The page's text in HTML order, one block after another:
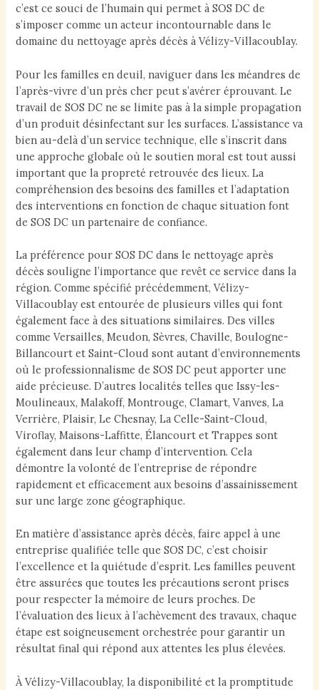
c’est ce souci de l’humain qui permet à SOS DC de
s’imposer comme un acteur incontournable dans le
domaine du nettoyage après décès à Vélizy-Villacoublay.
Pour les familles en deuil, naviguer dans les méandres de
l’après-vivre d’un près cher peut s’avérer éprouvant. Le
travail de SOS DC ne se limite pas à la simple propagation
d’un produit désinfectant sur les surfaces. L’assistance va
bien au-delà d’un service technique, elle s’inscrit dans
une approche globale où le soutien moral est tout aussi
important que la propreté retrouvée des lieux. La
compréhension des besoins des familles et l’adaptation
des interventions en fonction de chaque situation font
de SOS DC un partenaire de confiance.
La préférence pour SOS DC dans le nettoyage après
décès souligne l’importance que revêt ce service dans la
région. Comme spécifié précédemment, Vélizy-
Villacoublay est entourée de plusieurs villes qui font
également face à des situations similaires. Des villes
comme Versailles, Meudon, Sèvres, Chaville, Boulogne-
Billancourt et Saint-Cloud sont autant d’environnements
où le professionnalisme de SOS DC peut apporter une
aide précieuse. D’autres localités telles que Issy-les-
Moulineaux, Malakoff, Montrouge, Clamart, Vanves, La
Verrière, Plaisir, Le Chesnay, La Celle-Saint-Cloud,
Viroflay, Maisons-Laffitte, Élancourt et Trappes sont
également dans leur champ d’intervention. Cela
démontre la volonté de l’entreprise de répondre
rapidement et efficacement aux besoins d’assainissement
sur une large zone géographique.
En matière d’assistance après décès, faire appel à une
entreprise qualifiée telle que SOS DC, c’est choisir
l’excellence et la quiétude d’esprit. Les familles peuvent
être assurées que toutes les précautions seront prises
pour respecter la mémoire de leurs proches. De
l’évaluation des lieux à l’achèvement des travaux, chaque
étape est soigneusement orchestrée pour garantir un
résultat final qui répond aux attentes les plus élevées.
À Vélizy-Villacoublay, la disponibilité et la promptitude